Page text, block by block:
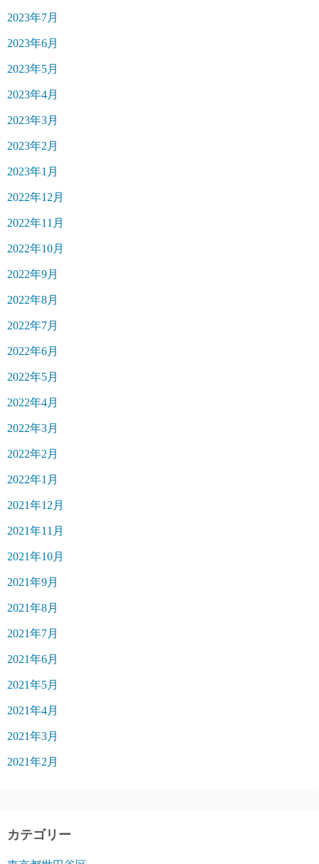
2023年7月
2023年6月
2023年5月
2023年4月
2023年3月
2023年2月
2023年1月
2022年12月
2022年11月
2022年10月
2022年9月
2022年8月
2022年7月
2022年6月
2022年5月
2022年4月
2022年3月
2022年2月
2022年1月
2021年12月
2021年11月
2021年10月
2021年9月
2021年8月
2021年7月
2021年6月
2021年5月
2021年4月
2021年3月
2021年2月
カテゴリー